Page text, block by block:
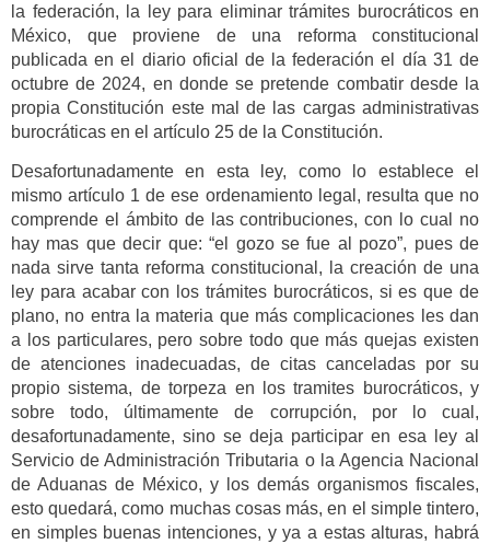
la federación, la ley para eliminar trámites burocráticos en
México, que proviene de una reforma constitucional
publicada en el diario oficial de la federación el día 31 de
octubre de 2024, en donde se pretende combatir desde la
propia Constitución este mal de las cargas administrativas
burocráticas en el artículo 25 de la Constitución.
Desafortunadamente en esta ley, como lo establece el
mismo artículo 1 de ese ordenamiento legal, resulta que no
comprende el ámbito de las contribuciones, con lo cual no
hay mas que decir que: “el gozo se fue al pozo”, pues de
nada sirve tanta reforma constitucional, la creación de una
ley para acabar con los trámites burocráticos, si es que de
plano, no entra la materia que más complicaciones les dan
a los particulares, pero sobre todo que más quejas existen
de atenciones inadecuadas, de citas canceladas por su
propio sistema, de torpeza en los tramites burocráticos, y
sobre todo, últimamente de corrupción, por lo cual,
desafortunadamente, sino se deja participar en esa ley al
Servicio de Administración Tributaria o la Agencia Nacional
de Aduanas de México, y los demás organismos fiscales,
esto quedará, como muchas cosas más, en el simple tintero,
en simples buenas intenciones, y ya a estas alturas, habrá